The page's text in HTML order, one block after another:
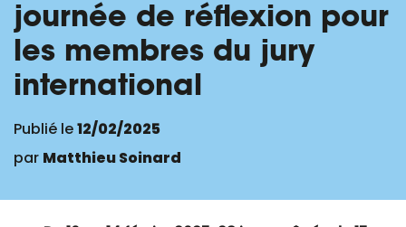
journée de réflexion pour
les membres du jury
international
Publié le12/02/2025
par Matthieu Soinard